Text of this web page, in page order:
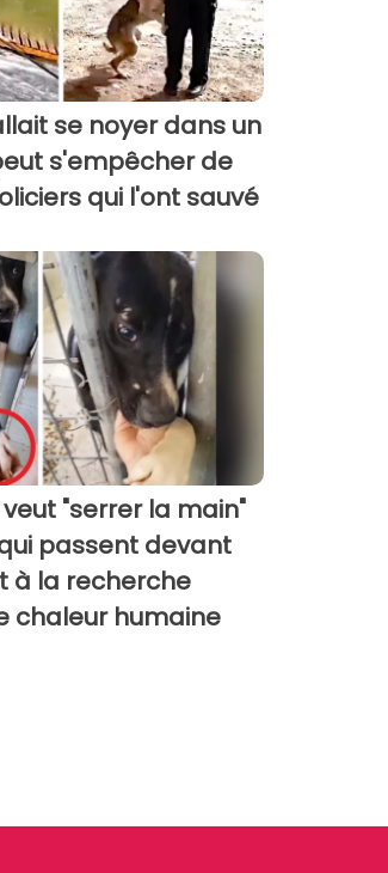
se noyer dans un
s'empêcher de
qui l'ont sauvé
"serrer la main"
passent devant
à la recherche
chaleur humaine